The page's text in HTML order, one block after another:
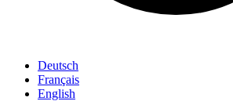
Deutsch
Français
English